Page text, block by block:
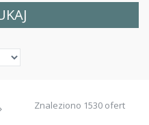
Znaleziono 1530 ofert